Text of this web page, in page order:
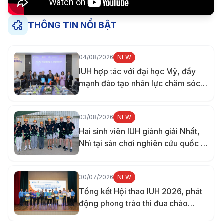
THÔNG TIN NỔI BẬT
04/08/2026 NEW
IUH hợp tác với đại học Mỹ, đẩy
mạnh đào tạo nhân lực chăm sóc
sức khỏe
03/08/2026 NEW
Hai sinh viên IUH giành giải Nhất,
Nhì tại sân chơi nghiên cứu quốc tế
ở Đài Loan
30/07/2026 NEW
Tổng kết Hội thao IUH 2026, phát
động phong trào thi đua chào
mừng 70 năm thành lập trường